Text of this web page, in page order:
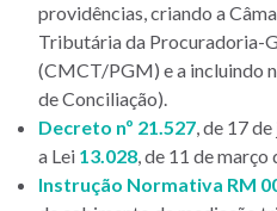
providências, criando a
Tributária da Procuradoria-
(CMCT/PGM) e a incluindo
de Conciliação).
Decreto nº 21.527, de 17
a Lei 13.028, de 11 de março
Instrução Normativa RM